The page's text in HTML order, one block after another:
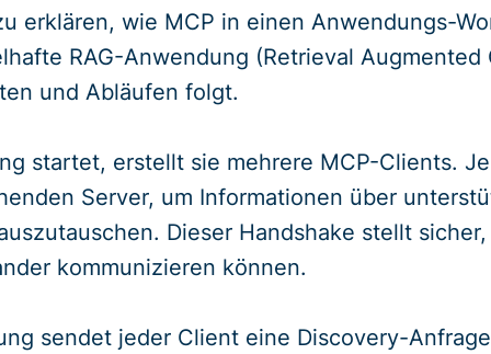
erklären, wie MCP in einen Anwendungs-
RAG-Anwendung (Retrieval
und Abläufen folgt.
startet, erstellt sie mehrere MCP-Clients.
Server, um Informationen über
Dieser Handshake stellt
kommunizieren können.
sendet jeder Client eine Discovery-